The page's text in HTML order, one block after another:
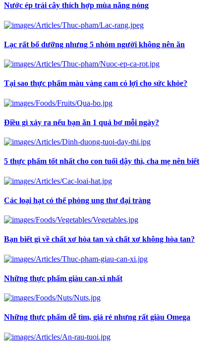
Nước ép trái cây thích hợp mùa nắng nóng
Lạc rất bổ dưỡng nhưng 5 nhóm người không nên ăn
Tại sao thực phẩm màu vàng cam có lợi cho sức khỏe?
Điều gì xảy ra nếu bạn ăn 1 quả bơ mỗi ngày?
5 thực phẩm tốt nhất cho con tuổi dậy thì, cha mẹ nên biết
Các loại hạt có thể phòng ung thư đại tràng
Bạn biết gì về chất xơ hòa tan và chất xơ không hòa tan?
Những thực phẩm giàu can-xi nhất
Những thực phẩm dễ tìm, giá rẻ nhưng rất giàu Omega